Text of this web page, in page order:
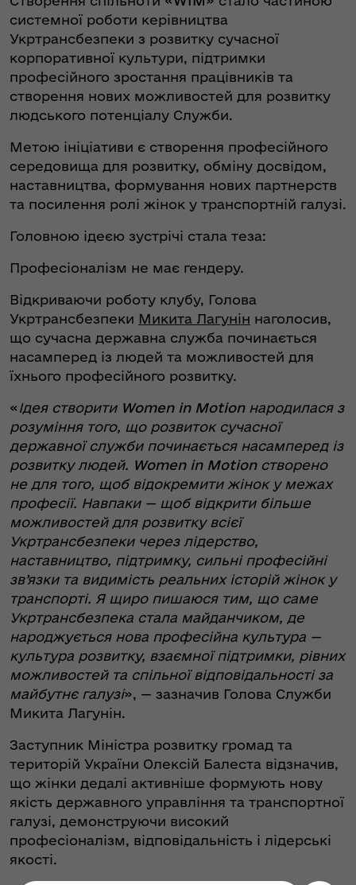
системної роботи керівництва
Укртрансбезпеки з розвитку сучасної
корпоративної культури, підтримки
професійного зростання працівників та
створення нових можливостей для розвитку
людського потенціалу Служби.
Метою ініціативи є створення професійного
середовища для розвитку, обміну досвідом,
наставництва, формування нових партнерств
та посилення ролі жінок у транспортній галузі.
Головною ідеєю зустрічі стала теза:
Професіоналізм не має гендеру.
Відкриваючи роботу клубу, Голова
Укртрансбезпеки Микита Лагунін наголосив,
що сучасна державна служба починається
насамперед із людей та можливостей для
їхнього професійного розвитку.
« Ідея створити Women in Motionнародилася з
розуміння того, що розвиток сучасної
державної служби починається насамперед із
розвитку людей. Women in Motionстворено
не для того, щоб відокремити жінок у межах
професії. Навпаки — щоб відкрити більше
можливостей для розвитку всієї
Укртрансбезпеки через лідерство,
наставництво, підтримку, сильні професійні
зв’язки та видимість реальних історій жінок у
транспорті. Я щиро пишаюся тим, що саме
Укртрансбезпека стала майданчиком, де
народжується нова професійна культура —
культура розвитку, взаємної підтримки, рівних
можливостей та спільної відповідальності за
майбутнє галузі», — зазначив Голова Служби
Микита Лагунін.
Заступник Міністра розвитку громад та
територій України Олексій Балеста відзначив,
що жінки дедалі активніше формують нову
якість державного управління та транспортної
галузі, демонструючи високий
професіоналізм, відповідальність і лідерські
якості.